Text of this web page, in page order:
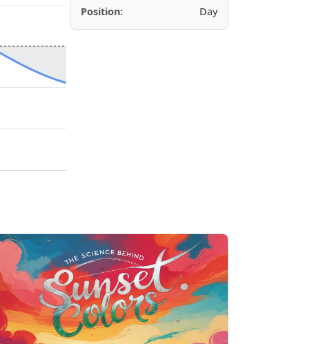
Position:
Day